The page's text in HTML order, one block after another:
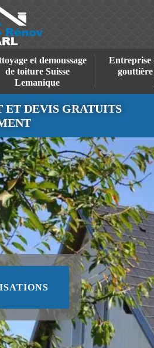
et demoussage
de toiture Suisse
Lemanique
Entreprise
gouttière
ET DEVIS GRATUITS